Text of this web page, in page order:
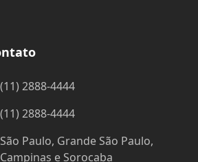
(11) 2888-4444
(11) 2888-4444
São Paulo, Grande São Paulo,
Campinas e Sorocaba